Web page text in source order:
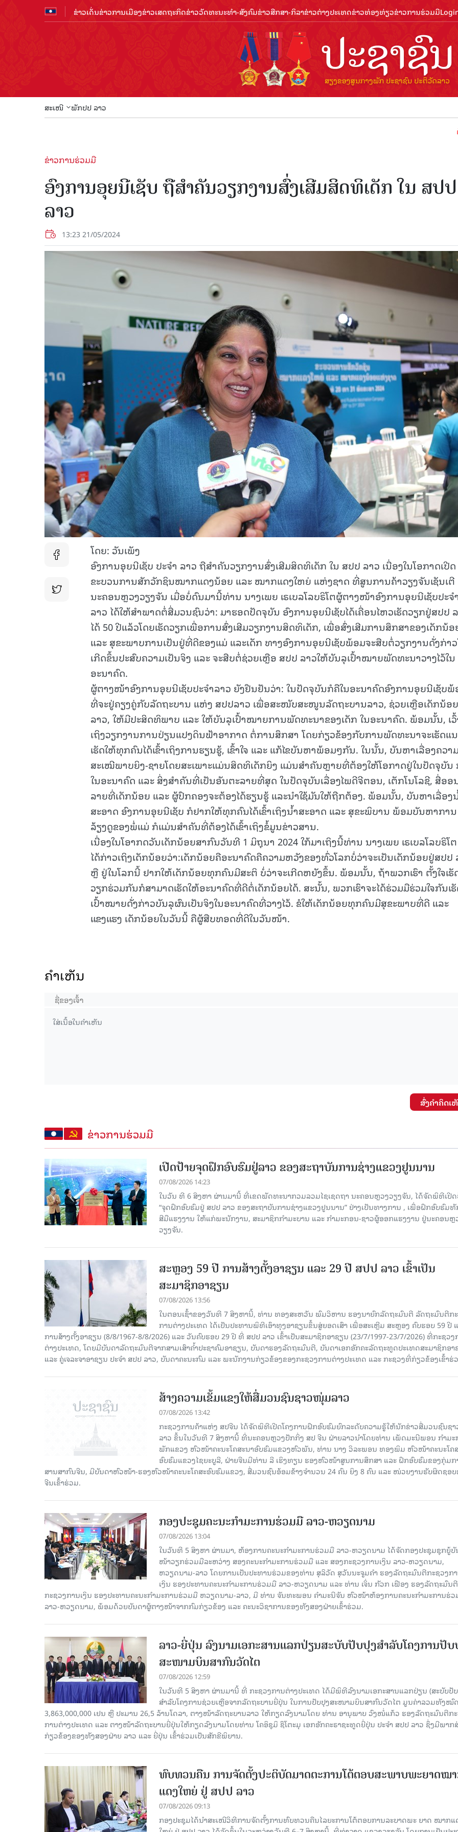
ຂ່າວເດັ່ນຂ່າວການເມືອງຂ່າວເສດຖະກິດຂ່າວວັດທະນະທຳ-ສັງຄົມຂ່າວສືກສາ-ກິລາຂ່າວຕ່າງປະເທດຂ່າວທ່ອງທ່ຽວຂ່າວການຮ່ວມມື
ສະເໜີ ພັກປປ ລາວ
ຕ້ອນຮັບ
ຂ່າວການຮ່ວມມື
ອົງການອຸຍນີເຊັບ ຖືສຳຄັນວຽກງານສົ່ງເສີມສິດທິເດັກ ໃນ ສປປ
ລາວ
13:23 21/05/2024
ໂດຍ: ວັນເພັງ
ອົງການອຸຍນີເຊັບ ປະຈຳ ລາວ ຖືສຳຄັນວຽກງານສົ່ງເສີມສິດທິເດັກ ໃນ ສປປ ລາວ ເນື່ອງໃນໂອກາດເປີດ
ຂະບວນການສັກວັກຊິນໝາກແດງນ້ອຍ ແລະ ໝາກແດງໃຫຍ່ ແຫ່ງຊາດ ທີ່ສູນການຄ້າວຽງຈັນເຊັນເຕີ
ນະຄອນຫຼວງວຽງຈັນ ເມື່ອບໍ່ດົນມານີ້ທ່ານ ນາງເພຍ ເຣເບລໂລບຣິໂຕຜູ້ຕາງໜ້າອົງການອຸຍນີເຊັບປະຈ
ລາວ ໄດ້ໃຫ້ສຳພາດຕໍ່ສື່ມວນຊົນວ່າ: ມາຮອດປັດຈຸບັນ ອົງການອຸຍນີເຊັບໄດ້ເຄື່ອນໄຫວເຮັດວຽກຢູ່ສປປ
ໄດ້ 50 ປີແລ້ວໂດຍເຮັດວຽກເພື່ອການສົ່ງເສີມວຽກງານສິດທິເດັກ, ເພື່ອສົ່ງເສີມການສຶກສາຂອງເດັກນ້
ແລະ ສຸຂະພາບການເປັນຢູ່ທີ່ດີຂອງແມ່ ແລະເດັກ ທາງອົງການອຸຍນີເຊັບພ້ອມຈະສືບຕໍ່ວຽກງານດັ່ງກ່າ
ເກີດຂຶ້ນປະສົບຄວາມເປັນຈິງ ແລະ ຈະສືບຕໍ່ຊ່ວຍເຫຼືອ ສປປ ລາວໃຫ້ບັນລຸເປົ້າໝາຍພັດທະນາວາງໄວ້ໃນ
ອະນາຄົດ.
ຜູ້ຕາງໜ້າອົງການອຸຍນີເຊັບປະຈຳລາວ ຍັງຢືນຢັນວ່າ: ໃນປັດຈຸບັນກໍຄືໃນອະນາຄົດອົງການອຸຍນີເຊັບ
ທີ່ຈະຢູ່ຄຽງຄູ່ກັບລັດຖະບານ ແຫ່ງ ສປປລາວ ເພື່ອສະໜັບສະໜູນລັດຖະບານລາວ, ຊ່ວຍເຫຼືອເດັກນ້ອຍ
ລາວ, ໃຫ້ມີປະສິດທິພາບ ແລະ ໃຫ້ບັນລຸເປົ້າໝາຍການພັດທະນາຂອງເດັກ ໃນອະນາຄົດ. ພ້ອມນັ້ນ, ເ
ເຖິງວຽກງານການປ່ຽນແປງດິນຟ້າອາກາດ ຕໍ່ການສຶກສາ ໂດຍກ່ຽວຂ້ອງກັບການພັດທະນາຈະເຮັດແ
ເຮັດໃຫ້ທຸກຄົນໄດ້ເຂົ້າເຖິງການຮຽນຮູ້, ເຂົ້າໃຈ ແລະ ແກ້ໄຂບັນຫາພ້ອມໆກັນ. ໃນນັ້ນ, ບັນຫາເລື່ອງຄວາ
ສະເໝີພາບຍິງ-ຊາຍໂດຍສະເພາະແມ່ນສິດທິເດັກຍິງ ແມ່ນສຳຄັນຫຼາຍທີ່ຕ້ອງໃຫ້ໂອກາດຢູ່ໃນປັດຈຸບັນ
ໃນອະນາຄົດ ແລະ ສິ່ງສໍາຄັນທີ່ເປັນອັນຕະລາຍທີ່ສຸດ ໃນປັດຈຸບັນເລື່ອງໄພດີຈີຕອນ, ເຕັກໂນໂລຊີ, ສື່ອອ
ລາຍທີ່ເດັກນ້ອຍ ແລະ ຜູ້ປົກຄອງຈະຕ້ອງໄດ້ຮຽນຮູ້ ແລະນໍາໃຊ້ມັນໃຫ້ຖືກຕ້ອງ. ພ້ອມນັ້ນ, ບັນຫາເລື່ອງ
ສະອາດ ອົງການອຸຍນີເຊັບ ກໍຢາກໃຫ້ທຸກຄົນໄດ້ເຂົ້າເຖິງນໍ້າສະອາດ ແລະ ສຸຂະພິບານ ພ້ອມບັນຫາການ
ລ້ຽງດູຂອງພໍ່ແມ່ ກໍແມ່ນສຳຄັນທີ່ຕ້ອງໄດ້ເຂົ້າເຖິງຂໍ້ມູນຂ່າວສານ.
ເນື່ອງໃນໂອາກດວັນເດັກນ້ອຍສາກົນວັນທີ 1 ມິຖຸນາ 2024 ໃກ້ມາເຖິງນີ້ທ່ານ ນາງເພຍ ເຣເບລໂລບຣິໂ
ໄດ້ກ່າວເຖິງເດັກນ້ອຍວ່າ:ເດັກນ້ອຍຄືອະນາຄົດຄືຄວາມຫວັງຂອງທົ່ວໂລກບໍ່ວ່າຈະເປັນເດັກນ້ອຍຢູ່ສປປ
ຫຼື ຢູ່ໃນໂລກນີ້ ຢາກໃຫ້ເດັກນ້ອຍທຸກຄົນມີສະຕິ ບໍ່ວ່າຈະເກີດຫຍັງຂຶ້ນ. ພ້ອມນັ້ນ, ຖ້າພວກເຮົາ ຕັ້ງໃຈເຮັ
ວຽກຮ່ວມກັນກໍສາມາດເຮັດໃຫ້ອະນາຄົດທີ່ດີຕໍ່ເດັກນ້ອຍໄດ້. ສະນັ້ນ, ພວກເຮົາຈະໄດ້ຮ່ວມມືຮ່ວມໃຈກັນເ
ເປົ້າໝາຍດັ່ງກ່າວບັນລຸຜົນເປັນຈິງໃນອະນາຄົດທີ່ວາງໄວ້. ຂໍໃຫ້ເດັກນ້ອຍທຸກຄົນມີສຸຂະພາບທີ່ດີ ແລະ
ແຂງແຮງ ເດັກນ້ອຍໃນວັນນີ້ ຄືຜູ້ສືບທອດທີ່ດີໃນວັນໜ້າ.
ຄໍາເຫັນ
ສົ່ງຄໍາຄິດເ
ຂ່າວການຮ່ວມມື
ເປີດປ້າຍຈຸດຝຶກອົບຮົມຢູ່ລາວ ຂອງສະຖາບັນການຊ່າງແຂວງຢູນນານ
07/08/2026 14:23
ໃນວັນ ທີ 6 ສິງຫາ ຜ່ານມານີ້ ທີ່ເຂດພັດທະນາກວມລວມໄຊເຊດຖາ ນະຄອນຫຼວງວຽງຈັນ, ໄດ້ຈັດພິທີເປີ
“ຈຸດຝຶກອົບຮົມຢູ່ ສປປ ລາວ ຂອງສະຖາບັນການຊ່າງແຂວງຢູນນານ” ຢ່າງເປັນທາງການ , ເພື່ອຝຶກອົບຮົມ
ສີມືແຮງງານ ໃຫ້ແກ່ພະນັກງານ, ສະມາຊິກກຳມະບານ ແລະ ກຳມະກອນ-ຊາວຜູ້ອອກແຮງງານ ຢູ່ນະຄອນຫຼ
ວຽງຈັນ.
ສະຫຼອງ 59 ປີ ການສ້າງຕັ້ງອາຊຽນ ແລະ 29 ປີ ສປປ ລາວ ເຂົ້າເປັນ
ສະມາຊິກອາຊຽນ
07/08/2026 13:56
ໃນຕອນເຊົ້າຂອງວັນທີ 7 ສິງຫານີ້, ທ່ານ ທອງສະຫວັນ ພົມວິຫານ ຮອງນາຍົກລັດຖະມົນຕີ ລັດຖະມົນຕີກ
ການຕ່າງປະເທດ ໄດ້ເປັນປະທານພິທີເອົາທຸງອາຊຽນຂຶ້ນສູ່ຍອດເສົາ ເພື່ອສະເຫຼີມ ສະຫຼອງ ຄົບຮອບ 59 ປີ
ການສ້າງຕັ້ງອາຊຽນ (8/8/1967-8/8/2026) ແລະ ວັນຄົບຮອບ 29 ປີ ທີ່ ສປປ ລາວ ເຂົ້າເປັນສະມາຊິກອາຊຽນ (23/7/1997-23/7/2026) ທີ່ກະຊວງ
ຕ່າງປະເທດ, ໂດຍມີບັນດາລັດຖະມົນຕີຈາກສາມເສົາຄໍ້າປະຊາຄົມອາຊຽນ, ບັນດາຮອງລັດຖະມົນຕີ, ບັນດາເອກອັກຄະລັດຖະທູດປະເທດສະມາຊິກອາ
ແລະ ຄູ່ເຈລະຈາອາຊຽນ ປະຈຳ ສປປ ລາວ, ບັນດາຄະນະກົມ ແລະ ພະນັກງານກ່ຽວຂ້ອງຂອງກະຊວງການຕ່າງປະເທດ ແລະ ກະຊວງທີ່ກ່ຽວຂ້ອງເຂົ້າຮ່
ສ້າງຄວາມເຂັ້ມແຂງໃຫ້ສື່ມວນຊົນຊາວໜຸ່ມລາວ
07/08/2026 13:42
ກະຊວງການຄ້າແຫ່ງ ສປຈີນ ໄດ້ຈັດພິທີເປີດໂຄງການຝຶກອົບຮົມຍົກລະດັບຄວາມຮູ້ໃຫ້ນັກຂ່າວສື່ມວນຊົນຊ
ລາວ ຂຶ້ນໃນວັນທີ 7 ສິງຫານີ້ ທີ່ນະຄອນຫຼວງປັກກິ່ງ ສປ ຈີນ ຝ່າຍລາວນໍາໂດຍທ່ານ ເພັດມະນີພອນ ກຳມະ
ພັກແຂວງ ຫົວໜ້າຄະນະໂຄສະນາອົບຮົມແຂວງຫົວພັນ, ທ່ານ ນາງ ວິລະພອນ ທອງພິມ ຫົວໜ້າຄະນະໂຄ
ອົບຮົມແຂວງໄຊຍະບູລີ, ຝ່າຍຈີນມີທ່ານ ລີ ເຮິງທຽນ ຮອງຫົວໜ້າສູນການສຶກສາ ແລະ ຝຶກອົບຮົມຂອງກຸ່ມ
ສານສາກົນຈີນ, ມີບັນດາຫົວໜ້າ-ຮອງຫົວໜ້າຄະນະໂຄສະອົບຮົມແຂວງ, ສື່ມວນຊົນອ້ອມຂ້າງຈຳນວນ 24 ຄົນ ຍິງ 8 ຄົນ ແລະ ໜ່ວຍງານຮັບຜິດຊອ
ຈີນເຂົ້າຮ່ວມ.
ກອງປະຊຸມຄະນະກຳມະການຮ່ວມມື ລາວ-ຫວຽດນາມ
07/08/2026 13:04
ໃນວັນທີ 5 ສິງຫາ ຜ່ານມາ, ຫ້ອງການຄະນະກຳມະການຮ່ວມມື ລາວ-ຫວຽດນາມ ໄດ້ຈັດກອງປະຊຸມຊຸກຍູ້ບັ
ໜ້າວຽກຮ່ວມມືລະຫວ່າງ ສອງຄະນະກຳມະການຮ່ວມມື ແລະ ສອງກະຊວງການເງິນ ລາວ-ຫວຽດນາມ,
ຫວຽດນາມ-ລາວ ໂດຍການເປັນປະທານຮ່ວມຂອງທ່ານ ສຸລິວັດ ສຸວັນນະຈູມຄໍາ ຮອງລັດຖະມົນຕີກະຊວງກ
ເງິນ ຮອງປະທານຄະນະກຳມະການຮ່ວມມື ລາວ-ຫວຽດນາມ ແລະ ທ່ານ ເຈິ່ນ ກັວກ ເຟືອງ ຮອງລັດຖະມົນຕີ
ກະຊວງການເງິນ ຮອງປະທານຄະນະກຳມະການຮ່ວມມື ຫວຽດນາມ-ລາວ, ມີ ທ່ານ ຈັນທະພອນ ຄໍາມະນີຈັນ ຫົວໜ້າຫ້ອງການຄະນະກຳມະການຮ່
ລາວ-ຫວຽດນາມ, ພ້ອມດ້ວຍບັນດາຜູ້ຕາງໜ້າຈາກກົມກ່ຽວຂ້ອງ ແລະ ຄະນະວິຊາການຂອງທັງສອງຝ່າຍເຂົ້າຮ່ວມ.
ລາວ-ຍີ່ປຸ່ນ ລົງນາມເອກະສານແລກປ່ຽນສະບັບປັບປຸງສໍາລັບໂຄງການປັ
ສະໜາມບິນສາກົນວັດໄຕ
07/08/2026 12:59
ໃນວັນທີ 5 ສິງຫາ ຜ່ານມານີ້ ທີ່ ກະຊວງການຕ່າງປະເທດ ໄດ້ມີພິທີລົງນາມເອກະສານແລກປ່ຽນ (ສະບັບປັ
ສໍາລັບໂຄງການຊ່ວຍເຫຼືອຈາກລັດຖະບານຍີ່ປຸ່ນ ໃນການປັບປຸງສະໜາມບິນສາກົນວັດໄຕ ມູນຄ່າລວມທັງໝົ
3,863,000,000 ເຢນ ຫຼື ປະມານ 26,5 ລ້ານໂດລາ, ຕາງໜ້າລັດຖະບານລາວ ໃຫ້ກຽດລົງນາມໂດຍ ທ່ານ ອານຸພາບ ວົງໜໍ່ແກ້ວ ຮອງລັດຖະມົນຕີກ
ການຕ່າງປະເທດ ແລະ ຕາງໜ້າລັດຖະບານຍີ່ປຸ່ນໃຫ້ກຽດລົງນາມໂດຍທ່ານ ໂຄອິຊຸມິ ຊຶໂຕະມຸ ເອກອັກຄະຣາຊະທູດຍີ່ປຸ່ນ ປະຈໍາ ສປປ ລາວ ຊຶ່ງມີພາກ
ກ່ຽວຂ້ອງຂອງທັງສອງຝ່າຍ ລາວ ແລະ ຍີ່ປຸ່ນ ເຂົ້າຮ່ວມເປັນສັກຂີພິຍານ.
ທົບທວນຄືນ ການຈັດຕັ້ງປະຕິບັດມາດຕະການໂຕ້ຕອບສະພາບພະຍາດໝ
ແດງໃຫຍ່ ຢູ່ ສປປ ລາວ
07/08/2026 09:13
ກອງປະຊຸມໄດ້ນຳສະເໜີວິທີການຈັດຕັ້ງການທົບທວນຄືນໄລຍະການໂຕ້ຕອບການລະບາດພະ ຍາດ ໝາກແ
15.040(07-08-